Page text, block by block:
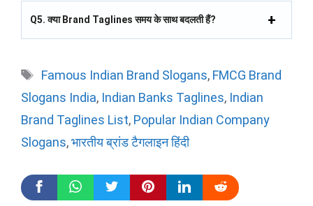
Q5. क्या Brand Taglines समय के साथ बदलती हैं?
Tags
Famous Indian Brand Slogans, FMCG Brand
Slogans India, Indian Banks Taglines, Indian
Brand Taglines List, Popular Indian Company
Slogans,भारतीय ब्रांड टैगलाइन हिंदी